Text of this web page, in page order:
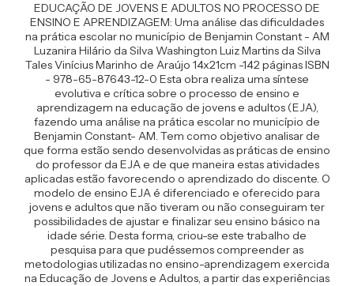
EDUCAÇÃO DE JOVENS E ADULTOS NO PROCESSO DE
ENSINO E APRENDIZAGEM: Uma análise das dificuldades
na prática escolar no município de Benjamin Constant - AM
Luzanira Hilário da Silva Washington Luiz Martins da Silva
Tales Vinícius Marinho de Araújo 14x21cm -142 páginas ISBN
- 978-65-87643-12-0 Esta obra realiza uma síntese
evolutiva e crítica sobre o processo de ensino e
aprendizagem na educação de jovens e adultos (EJA),
fazendo uma análise na prática escolar no município de
Benjamin Constant- AM. Tem como objetivo analisar de
que forma estão sendo desenvolvidas as práticas de ensino
do professor da EJA e de que maneira estas atividades
aplicadas estão favorecendo o aprendizado do discente. O
modelo de ensino EJA é diferenciado e oferecido para
jovens e adultos que não tiveram ou não conseguiram ter
possibilidades de ajustar e finalizar seu ensino básico na
idade série. Desta forma, criou-se este trabalho de
pesquisa para que pudéssemos compreender as
metodologias utilizadas no ensino-aprendizagem exercida
na Educação de Jovens e Adultos, a partir das experiências